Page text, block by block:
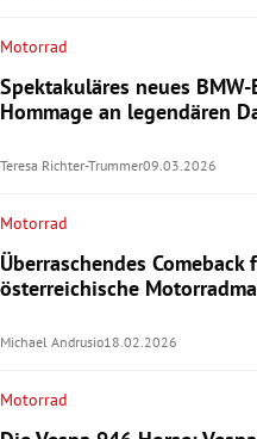
Motorrad
Spektakuläres neues
Hommage an legendären
Teresa Richter-Trummer09.03.2026
Motorrad
Überraschendes Comeback
österreichische
Michael Andrusio18.02.2026
Motorrad